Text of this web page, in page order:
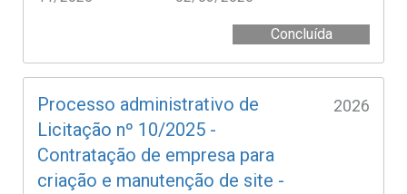
Concluída
Processo administrativo de
Licitação nº 10/2025 -
Contratação de empresa para
criação e manutenção de site -
2026